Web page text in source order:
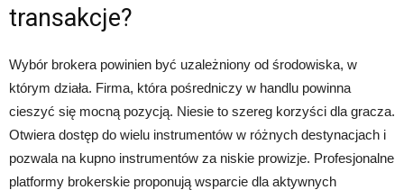
transakcje?
Wybór brokera powinien być uzależniony od środowiska, w
którym działa. Firma, która pośredniczy w handlu powinna
cieszyć się mocną pozycją. Niesie to szereg korzyści dla gracza.
Otwiera dostęp do wielu instrumentów w różnych destynacjach i
pozwala na kupno instrumentów za niskie prowizje. Profesjonalne
platformy brokerskie proponują wsparcie dla aktywnych